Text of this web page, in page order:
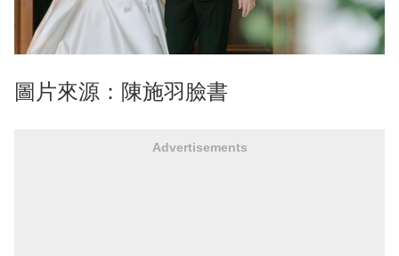
圖片來源：陳施羽臉書
Advertisements